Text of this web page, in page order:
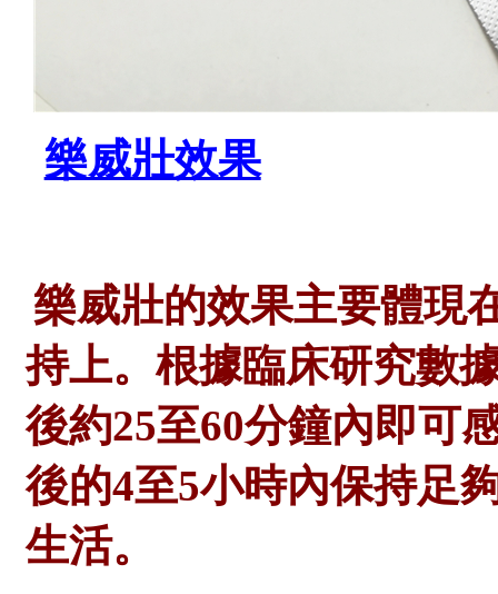
樂威壯效果
樂威壯的效果主要體現
持上。根據臨床研究數
後約25至60分鐘內即可
後的4至5小時內保持足
生活。